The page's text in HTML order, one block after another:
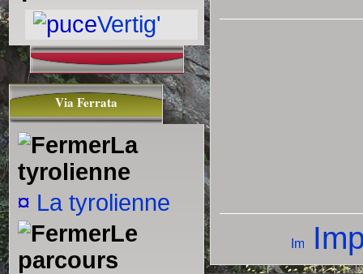
Vertig'
Via Ferrata
La
tyrolienne
¤ La tyrolienne
Le
parcours